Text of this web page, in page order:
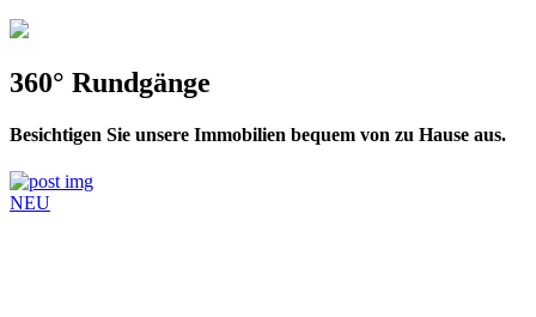
360° Rundgänge
Besichtigen Sie unsere Immobilien bequem von zu Hause aus.
NEU